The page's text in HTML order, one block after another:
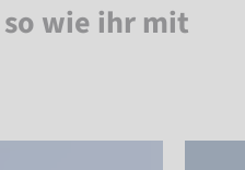
wie ihr mit